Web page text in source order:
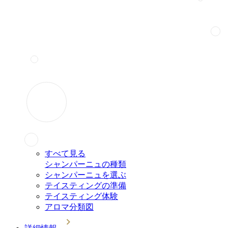
すべて見る
シャンパーニュの種類
シャンパーニュを選ぶ
テイスティングの準備
テイスティング体験
アロマ分類図